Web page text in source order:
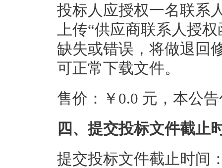
投标人应授权一名联系
上传“供应商联系人授
缺失或错误，将做退回
可正常下载文件。
售价：￥0.0 元，本公
四、提交投标文件截止
提交投标文件截止时间